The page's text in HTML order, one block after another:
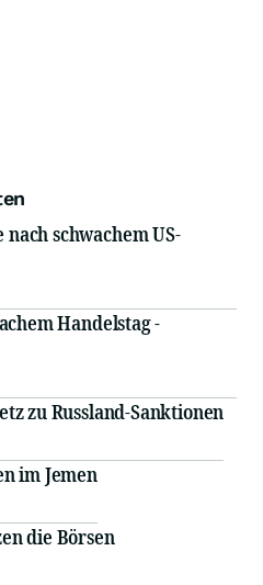
schwachem US-
Handelstag -
zu Russland-Sanktionen
im Jemen
die Börsen